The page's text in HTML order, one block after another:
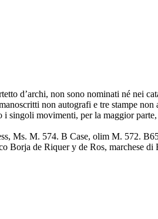
d’archi, non sono nominati né nei
non autografi e tre stampe
singoli movimenti, per la maggior
Ms. M. 574. B Case, olim M. 572.
de Riquer y de Ros, marchese